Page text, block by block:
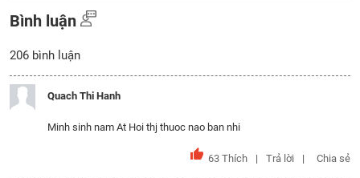
Bình luận
206 bình luận
Quach Thi Hanh
Minh sinh nam At Hoi thj thuoc nao ban nhi
63 Thích Trả lời Chia sẻ